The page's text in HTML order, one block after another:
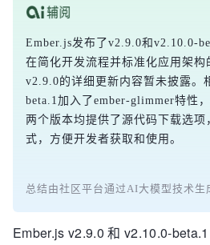
Ember.js发布了v2.9.0和v2.10.0-
在简化开发流程并标准化应用架构
v2.9.0的详细更新内容暂未披露。
beta.1加入了ember-glimmer特性
两个版本均提供了源代码下载选
式，方便开发者获取和使用。
总结由社区平台通过AI大模型技术生
Ember.js v2.9.0 和 v2.10.0-